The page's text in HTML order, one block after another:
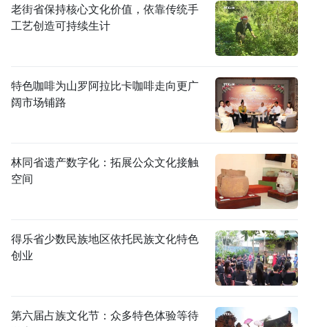
老街省保持核心文化价值，依靠传统手
工艺创造可持续生计
特色咖啡为山罗阿拉比卡咖啡走向更广
阔市场铺路
林同省遗产数字化：拓展公众文化接触
空间
得乐省少数民族地区依托民族文化特色
创业
第六届占族文化节：众多特色体验等待